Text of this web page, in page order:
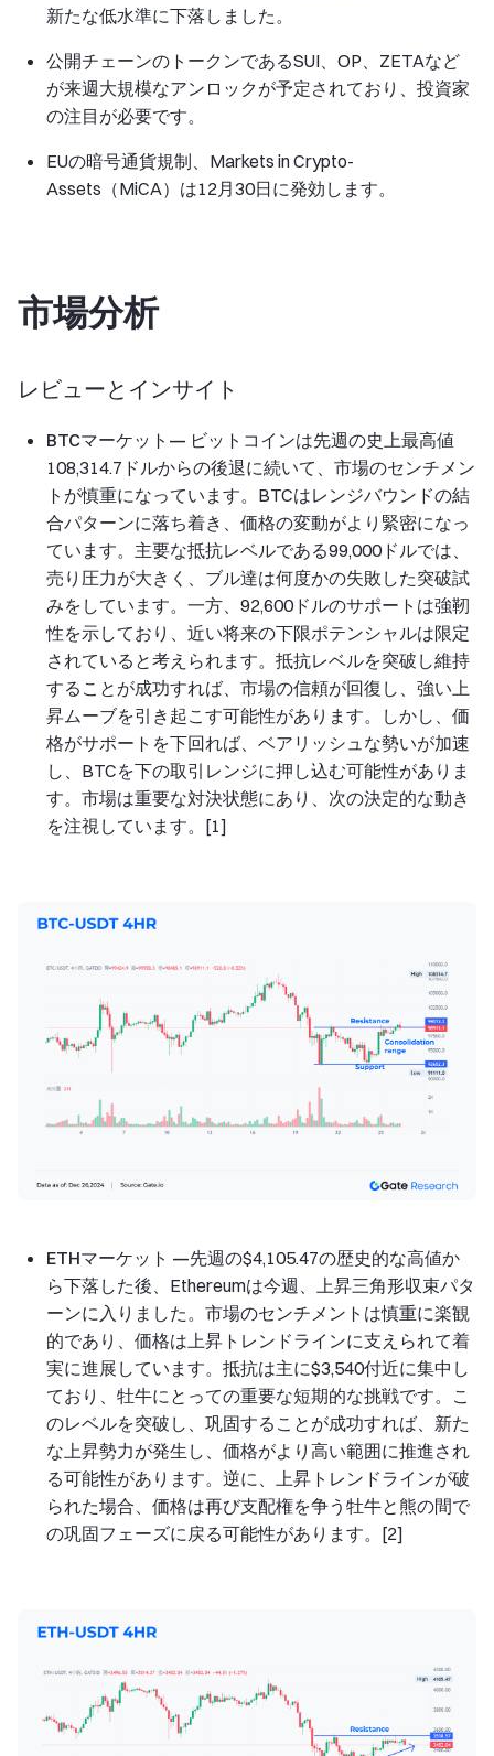
新たな低水準に下落しました。
公開チェーンのトークンであるSUI、OP、ZETAなど
が来週大規模なアンロックが予定されており、投資家
の注目が必要です。
EUの暗号通貨規制、Markets in Crypto-
Assets（MiCA）は12月30日に発効します。
市場分析
レビューとインサイト
BTCマーケット— ビットコインは先週の史上最高値
108,314.7ドルからの後退に続いて、市場のセンチメン
トが慎重になっています。BTCはレンジバウンドの結
合パターンに落ち着き、価格の変動がより緊密になっ
ています。主要な抵抗レベルである99,000ドルでは、
売り圧力が大きく、ブル達は何度かの失敗した突破試
みをしています。一方、92,600ドルのサポートは強靭
性を示しており、近い将来の下限ポテンシャルは限定
されていると考えられます。抵抗レベルを突破し維持
することが成功すれば、市場の信頼が回復し、強い上
昇ムーブを引き起こす可能性があります。しかし、価
格がサポートを下回れば、ベアリッシュな勢いが加速
し、BTCを下の取引レンジに押し込む可能性がありま
す。市場は重要な対決状態にあり、次の決定的な動き
を注視しています。[1]
ETHマーケット —先週の$4,105.47の歴史的な高値か
ら下落した後、Ethereumは今週、上昇三角形収束パタ
ーンに入りました。市場のセンチメントは慎重に楽観
的であり、価格は上昇トレンドラインに支えられて着
実に進展しています。抵抗は主に$3,540付近に集中し
ており、牡牛にとっての重要な短期的な挑戦です。こ
のレベルを突破し、巩固することが成功すれば、新た
な上昇勢力が発生し、価格がより高い範囲に推進され
る可能性があります。逆に、上昇トレンドラインが破
られた場合、価格は再び支配権を争う牡牛と熊の間で
の巩固フェーズに戻る可能性があります。[2]